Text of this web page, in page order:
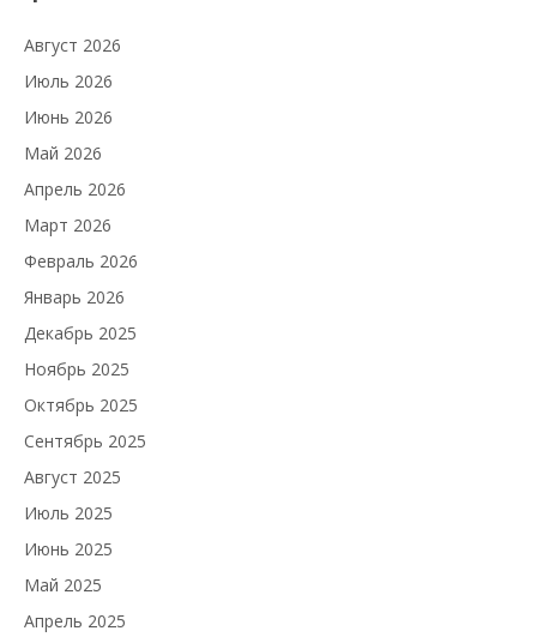
Август 2026
Июль 2026
Июнь 2026
Май 2026
Апрель 2026
Март 2026
Февраль 2026
Январь 2026
Декабрь 2025
Ноябрь 2025
Октябрь 2025
Сентябрь 2025
Август 2025
Июль 2025
Июнь 2025
Май 2025
Апрель 2025